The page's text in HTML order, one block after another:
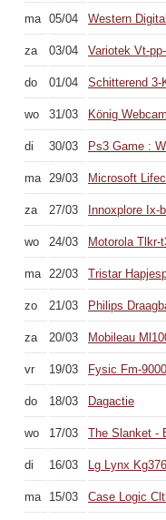
ma 05/04 Western
za 03/04 Variotek Vt-
do 01/04 Schitterend 3-
wo 31/03 König
di 30/03 Ps3 Game :
ma 29/03 Microsoft
za 27/03 Innoxplore Ix-
wo 24/03 Motorola Tlkr-
ma 22/03 Tristar
zo 21/03 Philips
za 20/03 Mobileau
vr 19/03 Fysic Fm-
do 18/03 Dagactie
wo 17/03 The Slanket -
di 16/03 Lg Lynx
ma 15/03 Case Logic